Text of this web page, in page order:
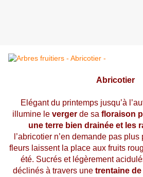
Abricotier
Elégant du printemps jusqu’à
illumine le verger de sa floraison
une terre bien drainée et les
l’abricotier n’en demande pas
fleurs laissent la place aux fruits
été. Sucrés et légèrement
déclinés à travers une trentaine